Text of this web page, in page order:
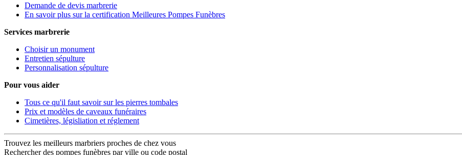
Demande de devis marbrerie
En savoir plus sur la certification Meilleures Pompes Funèbres
Services marbrerie
Choisir un monument
Entretien sépulture
Personnalisation sépulture
Pour vous aider
Tous ce qu'il faut savoir sur les pierres tombales
Prix et modèles de caveaux funéraires
Cimetières, législiation et réglement
Trouvez les meilleurs marbriers proches de chez vous
Rechercher des pompes funèbres par ville ou code postal